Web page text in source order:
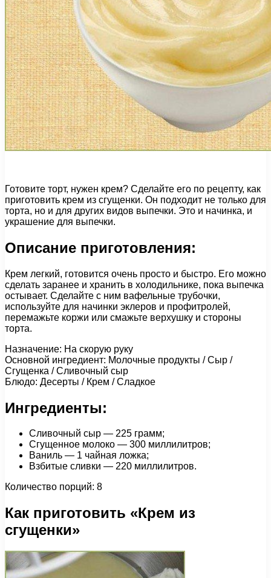
Готовите торт, нужен крем? Сделайте его по рецепту, как
приготовить крем из сгущенки. Он подходит не только для
торта, но и для других видов выпечки. Это и начинка, и
украшение для выпечки.
Описание приготовления:
Крем легкий, готовится очень просто и быстро. Его можно
сделать заранее и хранить в холодильнике, пока выпечка
остывает. Сделайте с ним вафельные трубочки,
используйте для начинки эклеров и профитролей,
перемажьте коржи или смажьте верхушку и стороны
торта.
Назначение: На скорую руку
Основной ингредиент: Молочные продукты / Сыр /
Сгущенка / Сливочный сыр
Блюдо: Десерты / Крем / Сладкое
Ингредиенты:
Сливочный сыр — 225 грамм;
Сгущенное молоко — 300 миллилитров;
Ваниль — 1 чайная ложка;
Взбитые сливки — 220 миллилитров.
Количество порций: 8
Как приготовить «Крем из
сгущенки»